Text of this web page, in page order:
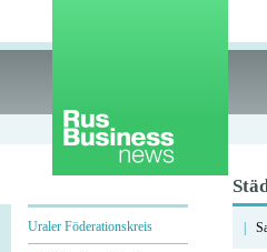
Uraler Föderationskreis